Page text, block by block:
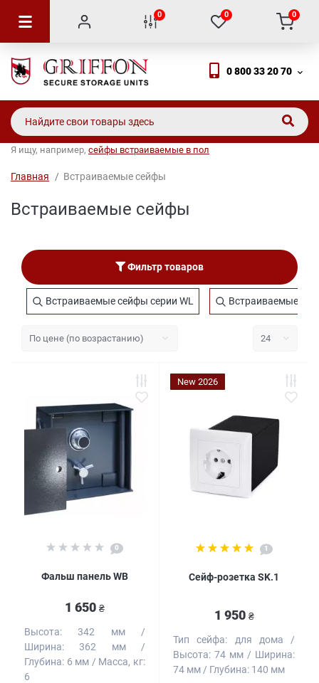
0 0 0
0 800 33 20 70
Я ищу, например, сейфы встраиваемые в пол
Главная Встраиваемые сейфы
Встраиваемые сейфы
Фильтр товаров
Встраиваемые сейфы серии WL Встраиваемые
0
Фальш панель WB
1 650 ₴
Высота:
342 мм
Ширина:
362 мм
Глубина: 6 мм
Масса, кг:
6
New 2026
1
Сейф-розетка SK.1
1 950 ₴
Тип сейфа:
для дома
Высота: 74 мм
Ширина:
74 мм
Глубина: 140 мм